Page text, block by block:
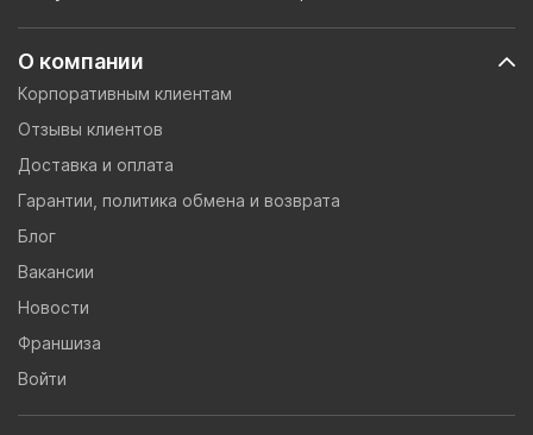
О компании
Корпоративным клиентам
Отзывы клиентов
Доставка и оплата
Гарантии, политика обмена и возврата
Блог
Вакансии
Новости
Франшиза
Войти